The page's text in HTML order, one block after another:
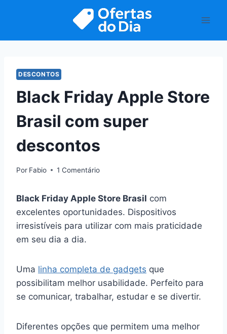
DESCONTOS
Black Friday Apple Store
Brasil com super
descontos
Por Fabio 1 Comentário
Black Friday Apple Store Brasil com
excelentes oportunidades. Dispositivos
irresistíveis para utilizar com mais praticidade
em seu dia a dia.
Uma linha completa de gadgets que
possibilitam melhor usabilidade. Perfeito para
se comunicar, trabalhar, estudar e se divertir.
Diferentes opções que permitem uma melhor